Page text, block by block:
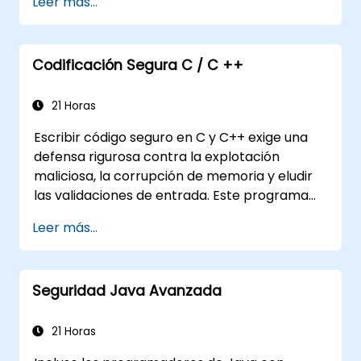
Tendrán una comprensión práctica de la
criptografía
Comprenderán los protocolos de
seguridad esenciales
contra sistemas criptográficos
vulnerabilidades recientes relacionadas
Comprenderán los conceptos de
seguridad de los servicios web
Recibirán fuentes y lecturas adicionales
sobre prácticas de codificación segura
Codificación Segura C / C ++
21 Horas
Escribir código seguro en C y C++ exige una
defensa rigurosa contra la explotación
maliciosa, la corrupción de memoria y eludir
las validaciones de entrada. Este programa
desbordamientos de búfer, uso tras liberación
(use-after-free), desbordamientos enteros y
confusión de tipos. Los participantes aplican
directrices de desarrollo seguro,
de programación defensiva para eliminar
Leer más...
Seguridad Java Avanzada
21 Horas